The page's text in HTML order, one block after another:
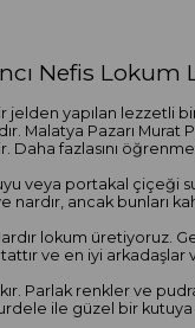
Nefis Lokum
jelden yapılan lezzetli
Malatya Pazarı
Daha fazlasını
veya portakal çiçeği
ancak bunları
lokum üretiyoruz.
ve en iyi arkadaşlar
Parlak renkler ve
ile güzel bir